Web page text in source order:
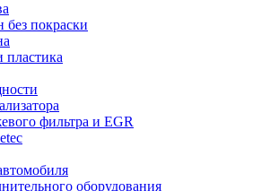
без покраски
пластика
фильтра и EGR
оборудования